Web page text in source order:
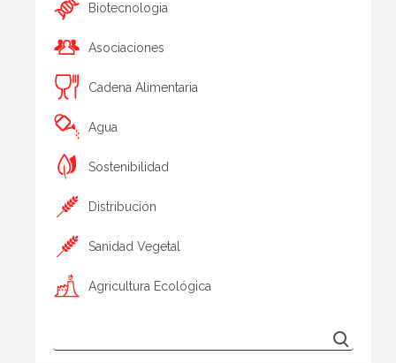
Biotecnologia
Asociaciones
Cadena Alimentaria
Agua
Sostenibilidad
Distribución
Sanidad Vegetal
Agricultura Ecológica